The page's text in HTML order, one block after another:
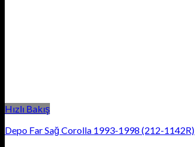
Hızlı Bakış
Depo Far Sağ Corolla 1993-1998 (212-1142R)